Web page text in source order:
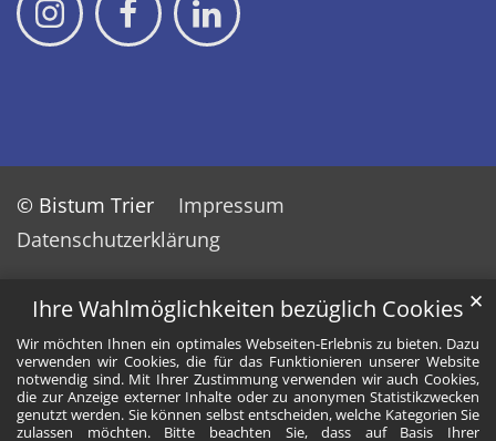
Ihre Wahlmöglichkeiten bezüglich Cookies
Wir möchten Ihnen ein optimales Webseiten-Erlebnis zu bieten. Dazu
verwenden wir Cookies, die für das Funktionieren unserer Website
notwendig sind. Mit Ihrer Zustimmung verwenden wir auch Cookies,
die zur Anzeige externer Inhalte oder zu anonymen Statistikzwecken
genutzt werden. Sie können selbst entscheiden, welche Kategorien Sie
zulassen möchten. Bitte beachten Sie, dass auf Basis Ihrer
✕
© Bistum Trier
Impressum
Datenschutzerklärung